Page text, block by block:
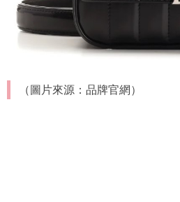
（圖片來源：品牌官網）